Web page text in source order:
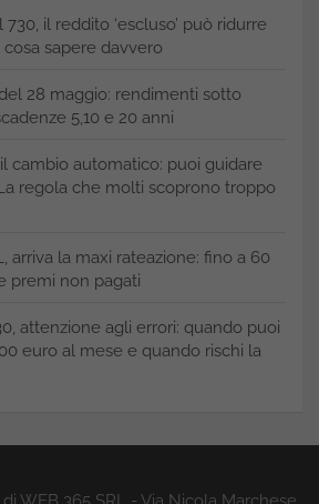
il reddito ‘escluso’ può ridurre
sapere davvero
28 maggio: rendimenti sotto
5,10 e 20 anni
cambio automatico: puoi guidare
regola che molti scoprono troppo
arriva la maxi rateazione: fino a 60
premi non pagati
attenzione agli errori: quando puoi
euro al mese e quando rischi la